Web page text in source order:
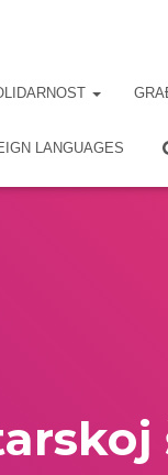
LANGUAGES